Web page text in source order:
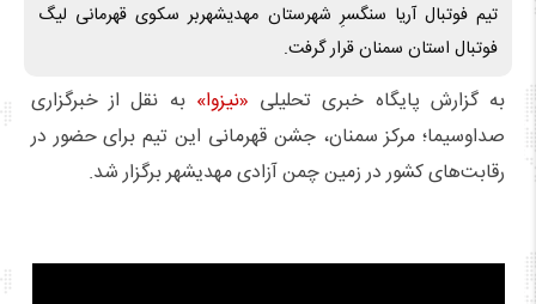
تیم فوتبال آریا سنگسرِ شهرستان مهدیشهربر سکوی قهرمانی لیگ
فوتبال استان سمنان قرار گرفت.
به گزارش پایگاه خبری تحلیلی «نیزوا» به نقل از خبرگزاری
صداوسیما؛ مرکز سمنان،️ جشن قهرمانی این تیم برای حضور در
رقابت‌های کشور در زمین چمن آزادی مهدیشهر برگزار شد.